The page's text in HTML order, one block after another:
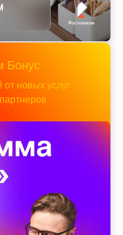
Бонус
новых услуг